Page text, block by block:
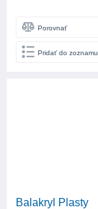
Porovnať
Pridať do zoznamu
Balakryl Plasty